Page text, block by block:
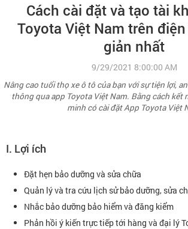
Cách cài đặt và tạo tài
Toyota Việt Nam trên
giản nhất
9/29/2021 8:00:00 AM
Nâng cao tuổi thọ xe ô tô của bạn với sự tiện lợi,
thông qua app Toyota Việt Nam. Bằng cách kết
minh có cài đặt App Toyota Việt
I. Lợi ích
Đặt hẹn bảo dưỡng và sửa chữa
Quản lý và tra cứu lịch sử bảo dưỡng, sửa
Nhắc bảo dưỡng bảo hiểm và đăng kiểm
Phản hồi ý kiến trực tiếp tới hàng và đại lý